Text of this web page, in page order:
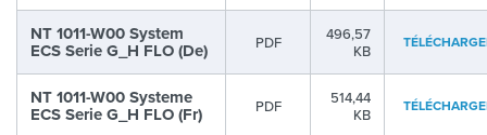
NT 1011-W00 System
ECS Serie G_H FLO (De) PDF
496,57
KB
NT 1011-W00 Systeme
ECS Serie G_H FLO (Fr) PDF
514,44
KB